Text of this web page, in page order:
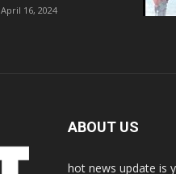
April 16, 2024
ABOUT US
hot news update is